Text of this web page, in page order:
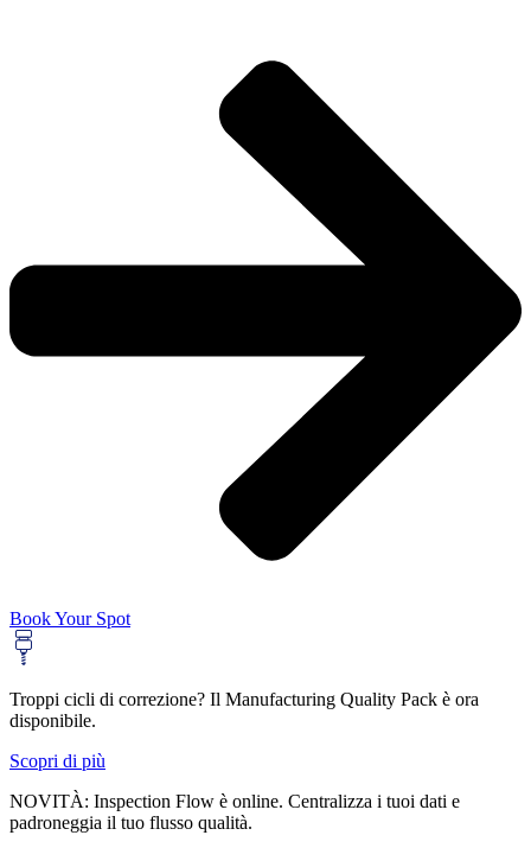
Book Your Spot
Troppi cicli di correzione? Il Manufacturing Quality Pack è ora
disponibile.
Scopri di più
NOVITÀ: Inspection Flow è online. Centralizza i tuoi dati e
padroneggia il tuo flusso qualità.